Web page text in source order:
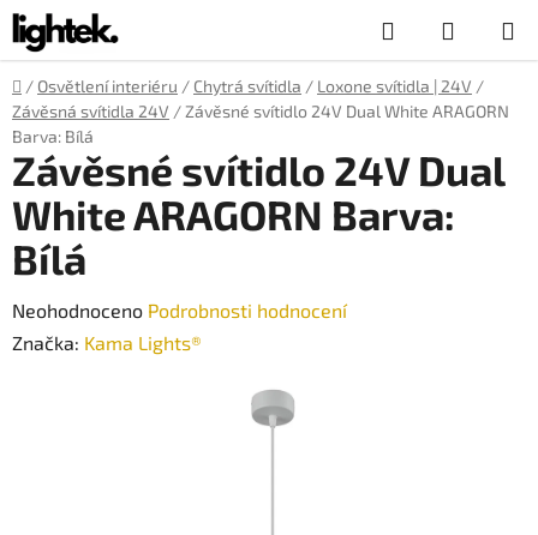
Přejít
na
obsah
Hledat
KOŠÍK
Domů
/ Osvětlení interiéru / Chytrá svítidla / Loxone svítidla | 24V /
Závěsná svítidla 24V / Závěsné svítidlo 24V Dual White ARAGORN
Barva: Bílá
Závěsné svítidlo 24V Dual
White ARAGORN Barva:
Bílá
Průměrné
hodnocení
Neohodnoceno Podrobnosti hodnocení
Značka: Kama Lights®